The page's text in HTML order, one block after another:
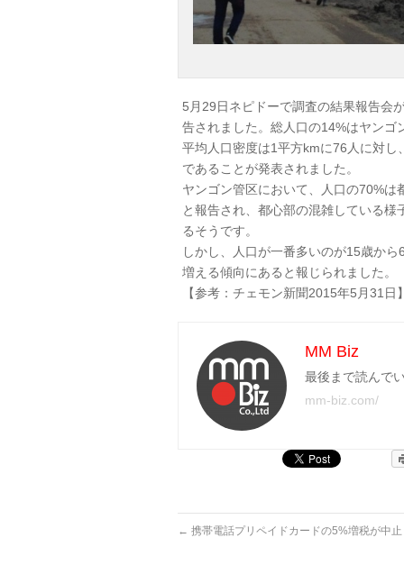
5月29日ネピドーで調査の結果報告会
告されました。総人口の14%はヤン
平均人口密度は1平方kmに76人に対
であることが発表されました。
ヤンゴン管区において、人口の70%
と報告され、都心部の混雑している
るそうです。
しかし、人口が一番多いのが15歳か
増える傾向にあると報じられました。
【参考：チェモン新聞2015年5月31日
MM Biz
最後まで読んで
mm-biz.com/
← 携帯電話プリペイドカードの5%増税が中止